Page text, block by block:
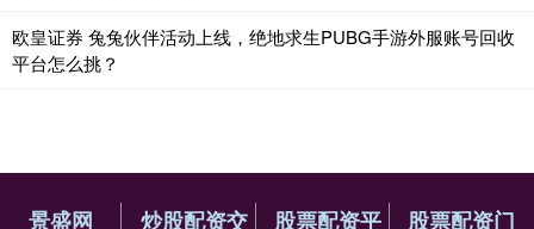
欧皇证券 兔兔伙伴活动上线，绝地求生PUBG手游外服账号回收
平台怎么挑？
景盛网 炒股配资交 股票配资平 股票配资门